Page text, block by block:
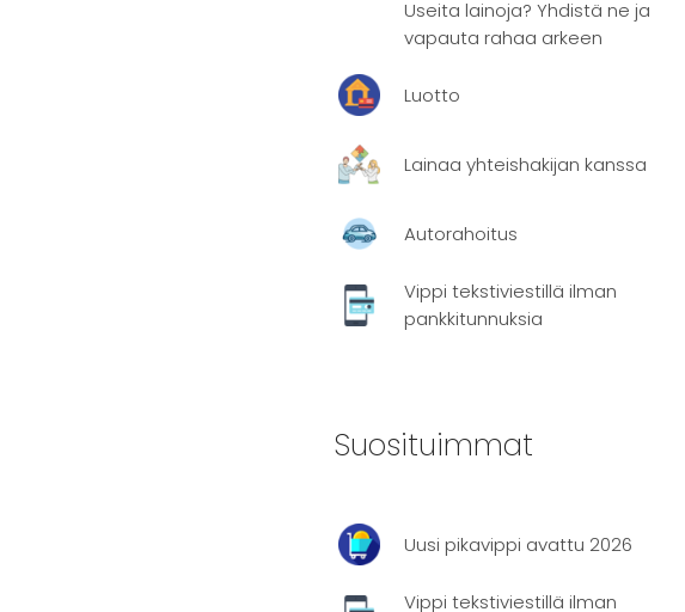
Useita lainoja? Yhdistä ne ja
vapauta rahaa arkeen
Luotto
Lainaa yhteishakijan kanssa
Autorahoitus
Vippi tekstiviestillä ilman
pankkitunnuksia
Suosituimmat
Uusi pikavippi avattu 2026
Vippi tekstiviestillä ilman